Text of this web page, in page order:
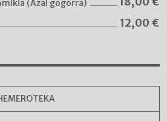
(Azal gogorra)
12,00 €